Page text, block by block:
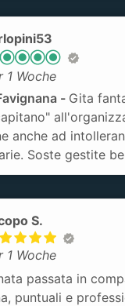
1 Woche
Gita
anche ad
Soste gestite
e cortesia
ospiti.
il numero
contenuto ad un
S.
1 Woche
passata in
puntuali e